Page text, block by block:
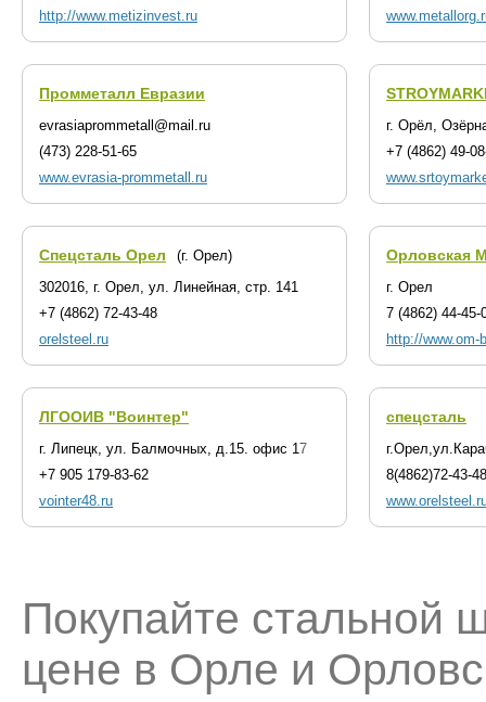
http://www.metizinvest.ru
Промметалл Евразии
evrasiaprommetall@mail.ru
(473) 228-51-65
www.evrasia-prommetall.ru
г. Орёл,
+7 (4862) 49-
Спецсталь Орел
(г. Орел)
302016, г. Орел, ул. Линейная, стр. 141
+7 (4862) 72-43-48
orelsteel.ru
Орловская
г. Орел
7 (4862) 44-45-
http://www.om-
ЛГООИВ "Воинтер"
г. Липецк, ул. Балмочных, д.15. офис 17
+7 905 179-83-62
vointer48.ru
спецсталь
8(4862)72-43-48
Покупайте стальной
цене в Орле и